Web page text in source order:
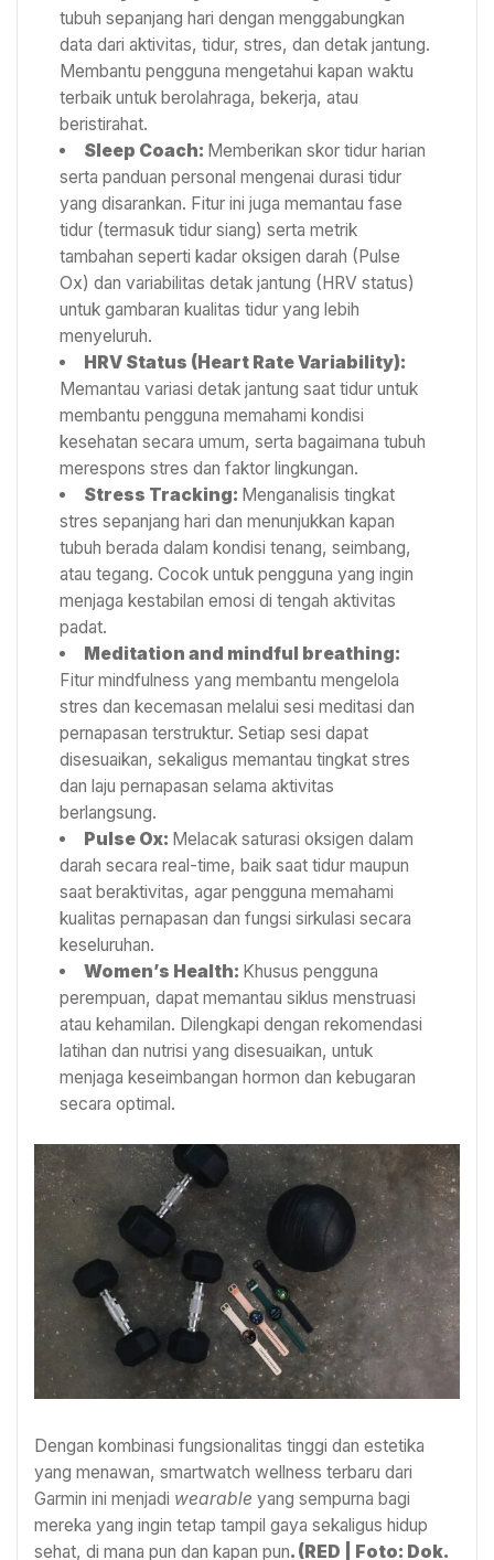
tubuh sepanjang hari dengan menggabungkan
data dari aktivitas, tidur, stres, dan detak jantung.
Membantu pengguna mengetahui kapan waktu
terbaik untuk berolahraga, bekerja, atau
beristirahat.
Sleep Coach: Memberikan skor tidur harian
serta panduan personal mengenai durasi tidur
yang disarankan. Fitur ini juga memantau fase
tidur (termasuk tidur siang) serta metrik
tambahan seperti kadar oksigen darah (Pulse
Ox) dan variabilitas detak jantung (HRV status)
untuk gambaran kualitas tidur yang lebih
menyeluruh.
HRV Status (Heart Rate Variability):
Memantau variasi detak jantung saat tidur untuk
membantu pengguna memahami kondisi
kesehatan secara umum, serta bagaimana tubuh
merespons stres dan faktor lingkungan.
Stress Tracking: Menganalisis tingkat
stres sepanjang hari dan menunjukkan kapan
tubuh berada dalam kondisi tenang, seimbang,
atau tegang. Cocok untuk pengguna yang ingin
menjaga kestabilan emosi di tengah aktivitas
padat.
Meditation and mindful breathing:
Fitur mindfulness yang membantu mengelola
stres dan kecemasan melalui sesi meditasi dan
pernapasan terstruktur. Setiap sesi dapat
disesuaikan, sekaligus memantau tingkat stres
dan laju pernapasan selama aktivitas
berlangsung.
Pulse Ox: Melacak saturasi oksigen dalam
darah secara real-time, baik saat tidur maupun
saat beraktivitas, agar pengguna memahami
kualitas pernapasan dan fungsi sirkulasi secara
keseluruhan.
Women’s Health: Khusus pengguna
perempuan, dapat memantau siklus menstruasi
atau kehamilan. Dilengkapi dengan rekomendasi
latihan dan nutrisi yang disesuaikan, untuk
menjaga keseimbangan hormon dan kebugaran
secara optimal.
Dengan kombinasi fungsionalitas tinggi dan estetika
yang menawan, smartwatch wellness terbaru dari
Garmin ini menjadi wearable yang sempurna bagi
mereka yang ingin tetap tampil gaya sekaligus hidup
sehat, di mana pun dan kapan pun. (RED | Foto: Dok.